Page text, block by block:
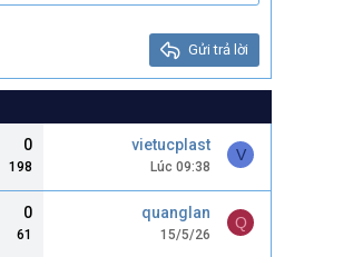
Gửi trả lời
0
198
vietucplast
Lúc 09:38
V
0
61
quanglan
15/5/26
Q